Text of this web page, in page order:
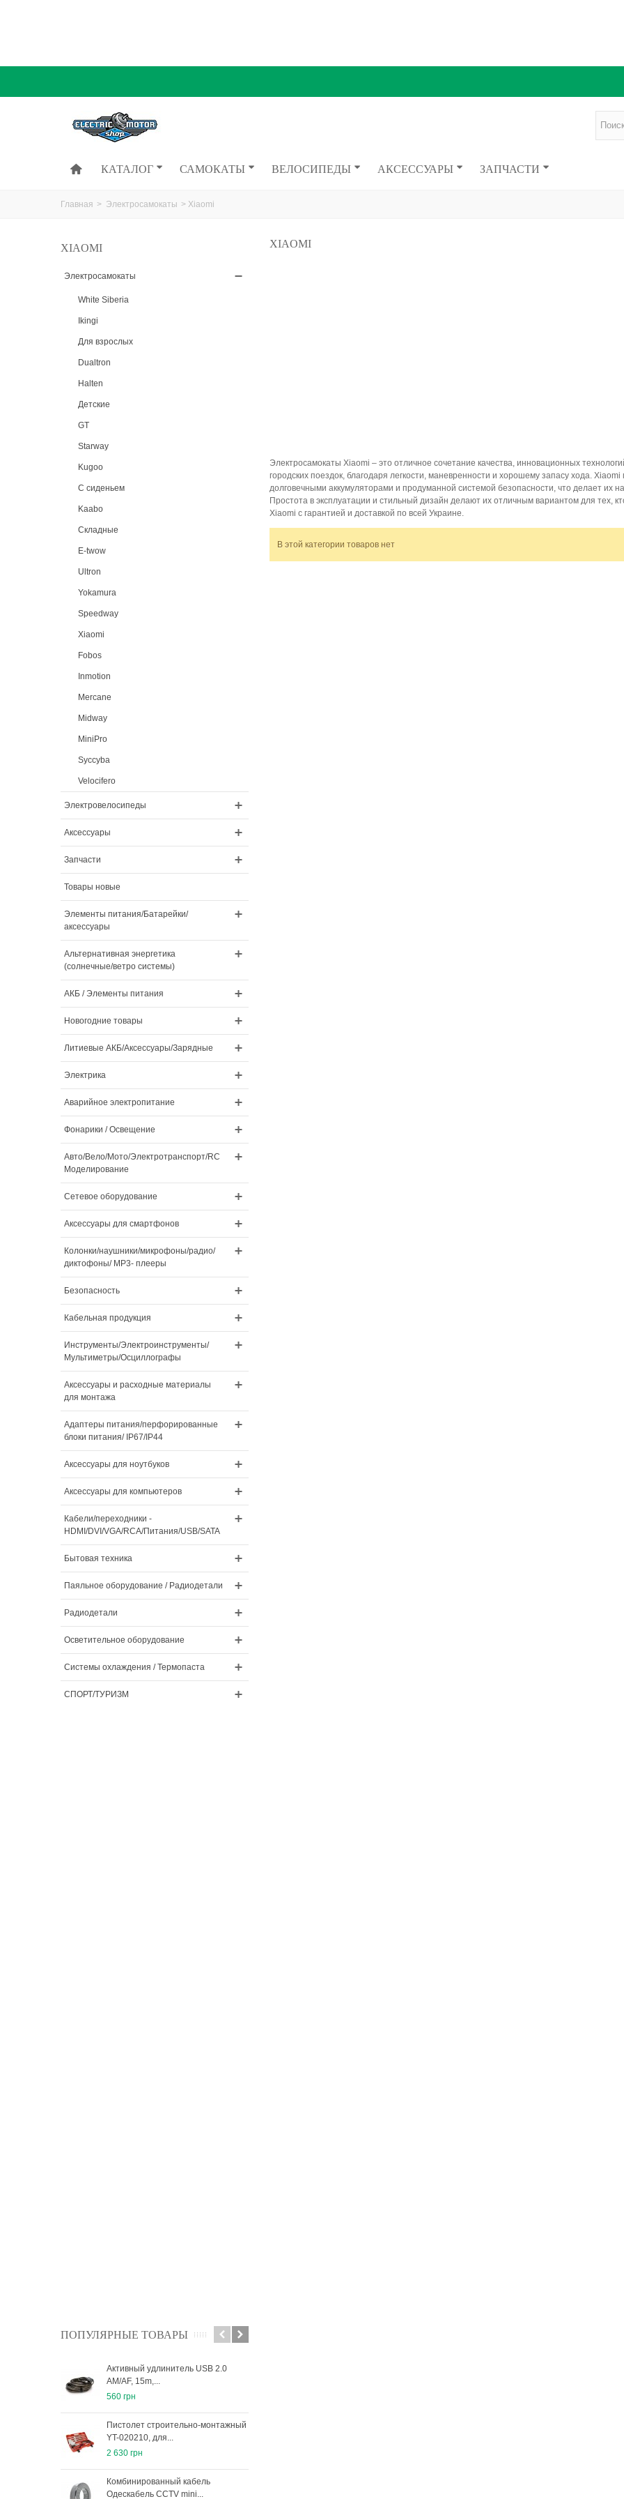
КАТАЛОГ САМОКАТЫ ВЕЛОСИПЕДЫ АКСЕССУАРЫ ЗАПЧАСТИ
Главная > Электросамокаты > Xiaomi
XIAOMI
Электросамокаты
White Siberia
Ikingi
Для взрослых
Dualtron
Halten
Детские
GT
Starway
Kugoo
C сиденьем
Kaabo
Складные
E-twow
Ultron
Yokamura
Speedway
Xiaomi
Fobos
Inmotion
Mercane
Midway
MiniPro
Syccyba
Velocifero
Электровелосипеды
Аксессуары
Запчасти
Товары новые
Элементы питания/Батарейки/
аксессуары
Альтернативная энергетика
(солнечные/ветро системы)
АКБ / Элементы питания
Новогодние товары
Литиевые АКБ/Аксессуары/Зарядные
Электрика
Аварийное электропитание
Фонарики / Освещение
Авто/Вело/Мото/Электротранспорт/RC
Моделирование
Сетевое оборудование
Аксессуары для смартфонов
Колонки/наушники/микрофоны/радио/
диктофоны/ MP3- плееры
Безопасность
Кабельная продукция
Инструменты/Электроинструменты/
Мультиметры/Осциллографы
Аксессуары и расходные материалы
для монтажа
Адаптеры питания/перфорированные
блоки питания/ IP67/IP44
Аксессуары для ноутбуков
Аксессуары для компьютеров
Кабели/переходники -
HDMI/DVI/VGA/RCA/Питания/USB/SATA
Бытовая техника
Паяльное оборудование / Радиодетали
Радиодетали
Осветительное оборудование
Системы охлаждения / Термопаста
СПОРТ/ТУРИЗМ
ПОПУЛЯРНЫЕ ТОВАРЫ
Активный удлинитель USB 2.0
AM/AF, 15m,...
560 грн
Пистолет строительно-монтажный
YT-020210, для...
2 630 грн
Комбинированный кабель
Одескабель ССTV mini...
XIAOMI
Электросамокаты Xiaomi – это отличное сочетание качества, инновационных
городских поездок, благодаря легкости, маневренности и хорошему запасу хода.
долговечными аккумуляторами и продуманной системой безопасности, что делает их
Простота в эксплуатации и стильный дизайн делают их отличным вариантом для тех,
Xiaomi с гарантией и доставкой по всей Украине.
В этой категории товаров нет